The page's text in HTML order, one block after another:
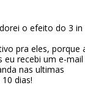
o efeito do 3 in
pra eles, porque
eu recebi um e-
nas ultimas
dias!